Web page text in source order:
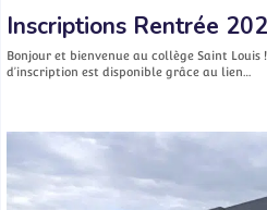
Inscriptions Rentrée
Bonjour et bienvenue au collège Saint Louis
d’inscription est disponible grâce au lien…